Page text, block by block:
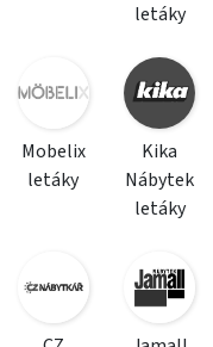
letáky
Mobelix
letáky
Kika
Nábytek
letáky